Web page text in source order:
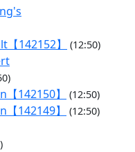
142152】 (12:50)
142150】 (12:50)
142149】 (12:50)